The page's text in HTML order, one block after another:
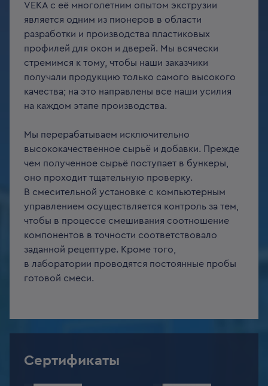
VEKA c её многолетним опытом экструзии
является одним из пионеров в области
разработки и производства пластиковых
профилей для окон и дверей. Мы всячески
стремимся к тому, чтобы наши заказчики
получали продукцию только самого высокого
качества; на это направлены все наши усилия
на каждом этапе производства.
Мы перерабатываем исключительно
высококачественное сырьё и добавки. Прежде
чем полученное сырьё поступает в бункеры,
оно проходит тщательную проверку.
В смесительной установке с компьютерным
управлением осуществляется контроль за тем,
чтобы в процессе смешивания соотношение
компонентов в точности соответствовало
заданной рецептуре. Кроме того,
в лаборатории проводятся постоянные пробы
готовой смеси.
Сертификаты